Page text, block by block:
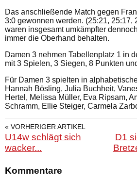
Das anschließende Match gegen
3:0 gewonnen werden. (25:21, 25:17,
waren insgesamt umkämpfter
immer die Oberhand behalten.
Damen 3 nehmen Tabellenplatz 1 in
mit 3 Spielen, 3 Siegen, 8 Punkten
Für Damen 3 spielten in
Hannah Bösling, Julia Buchheit,
Hertel, Melissa Müller, Eva Ripsam,
Schramm, Ellie Steiger, Carmela
« VORHERIGER ARTIKEL
U14w schlägt sich
wacker...
D1
Kommentare